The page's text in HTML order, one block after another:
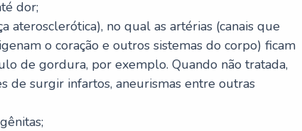
dor;
aterosclerótica), no qual as artérias (canais que
o coração e outros sistemas do corpo) ficam
de gordura, por exemplo. Quando não tratada,
de surgir infartos, aneurismas entre outras